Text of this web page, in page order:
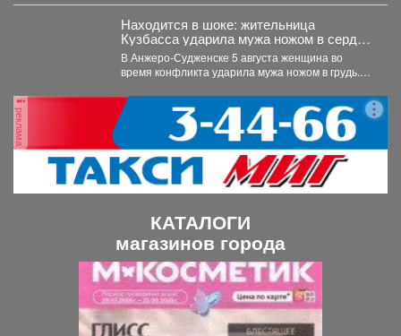
Находится в шоке: жительница
Кузбасса ударила мужа ножом в сердце
- подробности
В Анжеро-Судженске 5 августа женщина во
время конфликта ударила мужа ножом в грудь.
реклама
КАТАЛОГИ
магазинов города